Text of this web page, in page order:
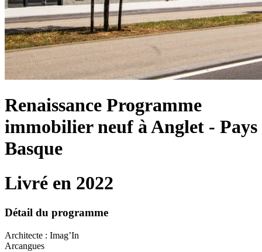
Renaissance Programme
immobilier neuf à Anglet - Pays
Basque
Livré en 2022
Détail du programme
Architecte : Imag’In
Arcangues